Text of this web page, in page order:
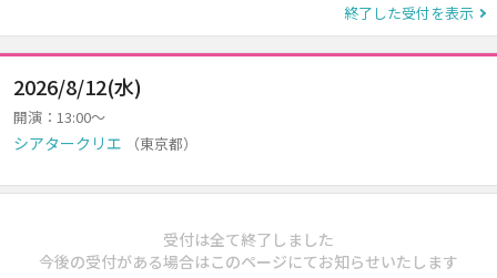
終了した受付を表示
2026/8/12(水)
開演：13:00～
シアタークリエ （東京都）
受付は全て終了しました
今後の受付がある場合はこのページにてお知らせいたします